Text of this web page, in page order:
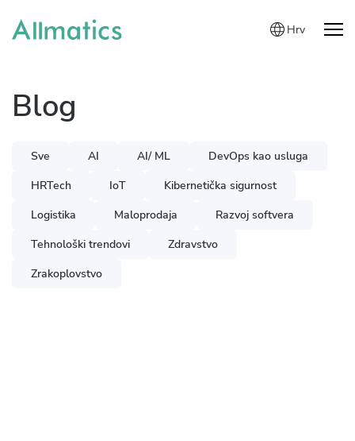
Hrv
Blog
Sve AI AI/ ML
DevOps kao usluga
HRTech
IoT
Kibernetička sigurnost
Logistika
Maloprodaja
Razvoj softvera
Tehnološki trendovi
Zdravstvo
Zrakoplovstvo